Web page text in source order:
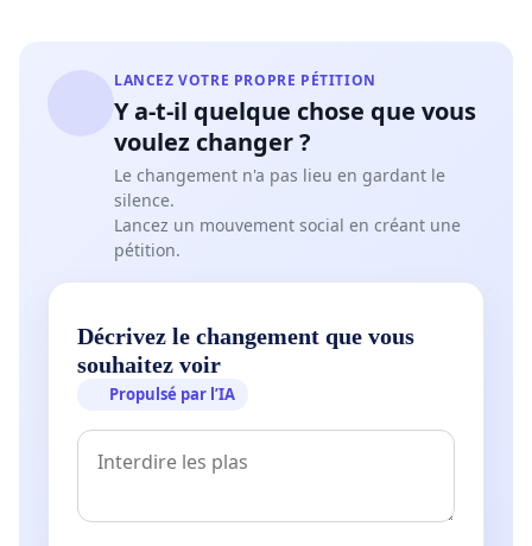
LANCEZ VOTRE PROPRE PÉTITION
Y a-t-il quelque chose que vous
voulez changer ?
Le changement n'a pas lieu en gardant le
silence.
Lancez un mouvement social en créant une
pétition.
Décrivez le changement que vous
souhaitez voir
Propulsé par l’IA